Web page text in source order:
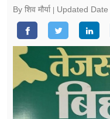
फूड
सेहत
ब्‍यूटी
जॉब्स
शिक्षा
By शिव मौर्या
Updated Date